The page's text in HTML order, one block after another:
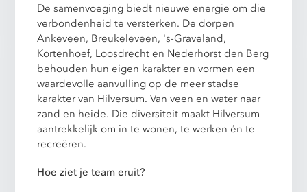
De samenvoeging biedt nieuwe energie om die
verbondenheid te versterken. De dorpen
Ankeveen, Breukeleveen, 's-Graveland,
Kortenhoef, Loosdrecht en Nederhorst den Berg
behouden hun eigen karakter en vormen een
waardevolle aanvulling op de meer stadse
karakter van Hilversum. Van veen en water naar
zand en heide. Die diversiteit maakt Hilversum
aantrekkelijk om in te wonen, te werken én te
recreëren.
Hoe ziet je team eruit?